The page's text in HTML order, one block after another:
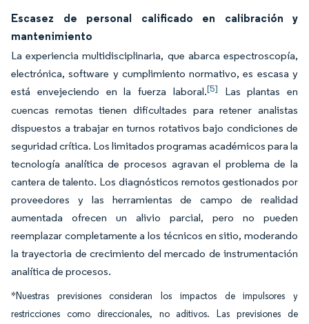
Escasez de personal calificado en calibración y
mantenimiento
La experiencia multidisciplinaria, que abarca espectroscopía,
electrónica, software y cumplimiento normativo, es escasa y
está envejeciendo en la fuerza laboral.[5]
Las plantas en
cuencas remotas tienen dificultades para retener analistas
dispuestos a trabajar en turnos rotativos bajo condiciones de
seguridad crítica. Los limitados programas académicos para la
tecnología analítica de procesos agravan el problema de la
cantera de talento. Los diagnósticos remotos gestionados por
proveedores y las herramientas de campo de realidad
aumentada ofrecen un alivio parcial, pero no pueden
reemplazar completamente a los técnicos en sitio, moderando
la trayectoria de crecimiento del mercado de instrumentación
analítica de procesos.
*Nuestras previsiones consideran los impactos de impulsores y
restricciones como direccionales, no aditivos. Las previsiones de